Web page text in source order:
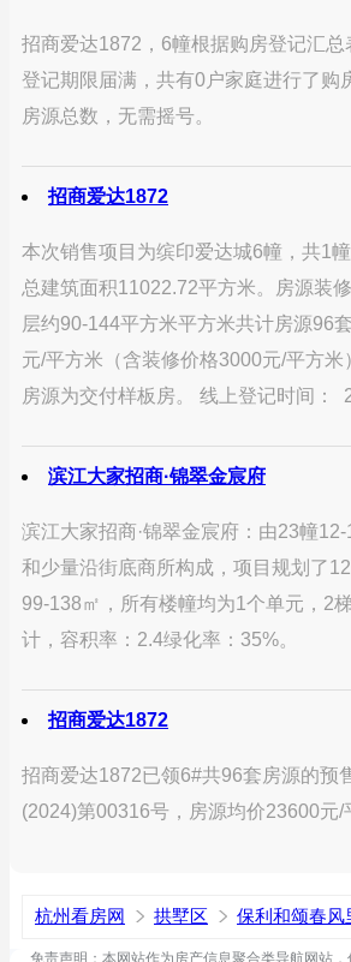
招商爱达1872，6幢根据购房登记汇总
登记期限届满，共有0户家庭进行了购
房源总数，无需摇号。
招商爱达1872
本次销售项目为缤印爱达城6幢，共1
总建筑面积11022.72平方米。房源装
层约90-144平方米平方米共计房源96
元/平方米（含装修价格3000元/平方
房源为交付样板房。 线上登记时间：
滨江大家招商·锦翠金宸府
滨江大家招商·锦翠金宸府：由23幢
和少量沿街底商所构成，项目规划了
99-138㎡，所有楼幢均为1个单元，2
计，容积率：2.4绿化率：35%。
招商爱达1872
招商爱达1872已领6#共96套房源的预
(2024)第00316号，房源均价23600元/
杭州看房网 拱墅区 保利和颂春风
免责声明：本网站作为房产信息聚合类导航网站